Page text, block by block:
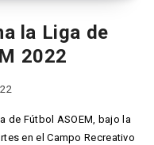
la Liga de
2022
de Fútbol ASOEM, bajo la
en el Campo Recreativo